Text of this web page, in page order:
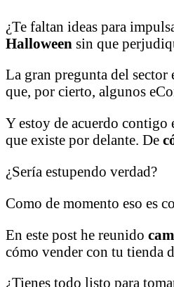
¿Te faltan ideas para
Halloween sin que
La gran pregunta del sector
que, por cierto, algunos
Y estoy de acuerdo contigo
que existe por delante. De
¿Sería estupendo verdad?
Como de momento eso es
En este post he reunido
cómo vender con tu tienda
¿Tienes todo listo para